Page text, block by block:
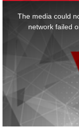
The media could
network failed